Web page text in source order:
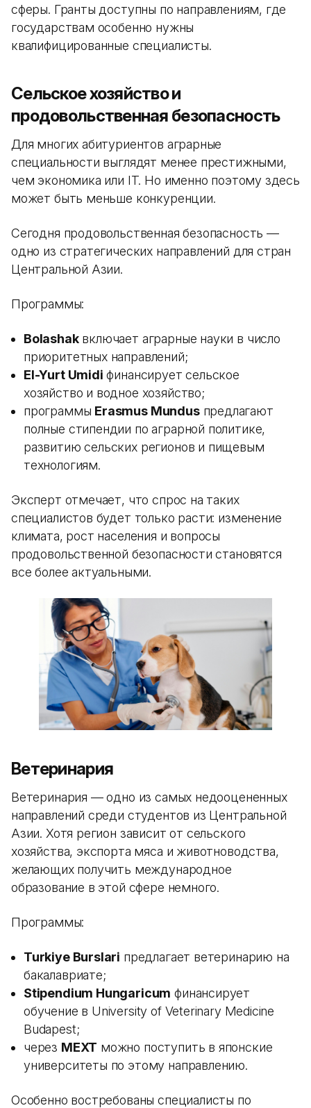
сферы. Гранты доступны по направлениям, где
государствам особенно нужны
квалифицированные специалисты.
Сельское хозяйство и
продовольственная безопасность
Для многих абитуриентов аграрные
специальности выглядят менее престижными,
чем экономика или IT. Но именно поэтому здесь
может быть меньше конкуренции.
Сегодня продовольственная безопасность —
одно из стратегических направлений для стран
Центральной Азии.
Программы:
Bolashakвключает аграрные науки в число
приоритетных направлений;
El-Yurt Umidi финансирует сельское
хозяйство и водное хозяйство;
программы Erasmus Mundusпредлагают
полные стипендии по аграрной политике,
развитию сельских регионов и пищевым
технологиям.
Эксперт отмечает, что спрос на таких
специалистов будет только расти: изменение
климата, рост населения и вопросы
продовольственной безопасности становятся
все более актуальными.
Ветеринария
Ветеринария — одно из самых недооцененных
направлений среди студентов из Центральной
Азии. Хотя регион зависит от сельского
хозяйства, экспорта мяса и животноводства,
желающих получить международное
образование в этой сфере немного.
Программы:
Turkiye Burslari предлагает ветеринарию на
бакалавриате;
Stipendium Hungaricum финансирует
обучение в University of Veterinary Medicine
Budapest;
через MEXT можно поступить в японские
университеты по этому направлению.
Особенно востребованы специалисты по